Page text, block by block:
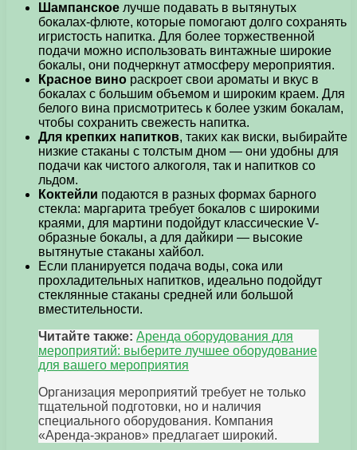
Шампанское лучше подавать в вытянутых
бокалах-флюте, которые помогают долго сохранять
игристость напитка. Для более торжественной
подачи можно использовать винтажные широкие
бокалы, они подчеркнут атмосферу мероприятия.
Красное вино раскроет свои ароматы и вкус в
бокалах с большим объемом и широким краем. Для
белого вина присмотритесь к более узким бокалам,
чтобы сохранить свежесть напитка.
Для крепких напитков, таких как виски, выбирайте
низкие стаканы с толстым дном — они удобны для
подачи как чистого алкоголя, так и напитков со
льдом.
Коктейли подаются в разных формах барного
стекла: маргарита требует бокалов с широкими
краями, для мартини подойдут классические V-
образные бокалы, а для дайкири — высокие
вытянутые стаканы хайбол.
Если планируется подача воды, сока или
прохладительных напитков, идеально подойдут
стеклянные стаканы средней или большой
вместительности.
Читайте также: Аренда оборудования для
мероприятий: выберите лучшее оборудование
для вашего мероприятия
Организация мероприятий требует не только
тщательной подготовки, но и наличия
специального оборудования. Компания
«Аренда-экранов» предлагает широкий.